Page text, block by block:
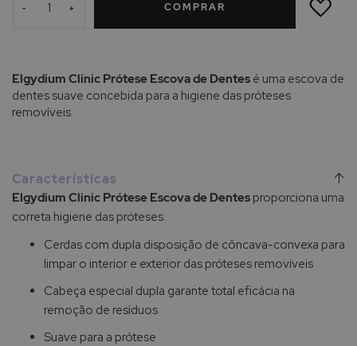
- + COMPRAR
LISTA
Elgydium Clinic Prótese Escova de Dentes é uma escova de
dentes suave concebida para a higiene das próteses
removíveis.
Características
Elgydium Clinic Prótese Escova de Dentes proporciona uma
correta higiene das próteses.
Cerdas com dupla disposição de côncava-convexa para
limpar o interior e exterior das próteses removíveis
Cabeça especial dupla garante total eficácia na
remoção de resíduos
Suave para a prótese